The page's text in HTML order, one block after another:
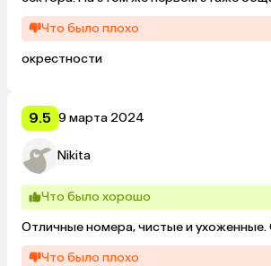
мусор и делали уборку в холле и на
спокойно поздно вечером, при
ключ в двери.
Отель расположен на чуть на горке, но
(заброшки, помойки...)
Что было плохо
окрестности
9.5 9 марта 2024
Nikita
Что было хорошо
Отличные номера, чистые и ухоженные.
Что было плохо